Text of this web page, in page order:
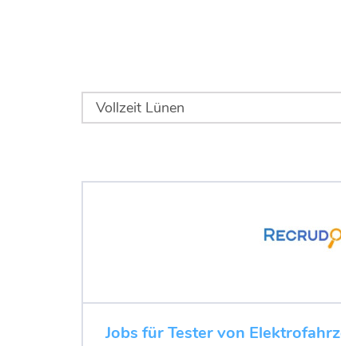
Jobs für Tester von